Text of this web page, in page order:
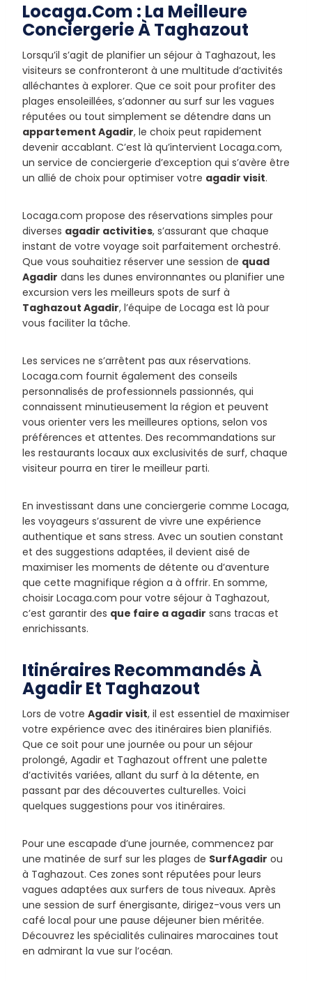
Locaga.com : La Meilleure
Conciergerie À Taghazout
Lorsqu’il s’agit de planifier un séjour à Taghazout, les
visiteurs se confronteront à une multitude d’activités
alléchantes à explorer. Que ce soit pour profiter des
plages ensoleillées, s’adonner au surf sur les vagues
réputées ou tout simplement se détendre dans un
appartement Agadir, le choix peut rapidement
devenir accablant. C’est là qu’intervient Locaga.com,
un service de conciergerie d’exception qui s’avère être
un allié de choix pour optimiser votre agadir visit.
Locaga.com propose des réservations simples pour
diverses agadir activities, s’assurant que chaque
instant de votre voyage soit parfaitement orchestré.
Que vous souhaitiez réserver une session de quad
Agadir dans les dunes environnantes ou planifier une
excursion vers les meilleurs spots de surf à
Taghazout Agadir, l’équipe de Locaga est là pour
vous faciliter la tâche.
Les services ne s’arrêtent pas aux réservations.
Locaga.com fournit également des conseils
personnalisés de professionnels passionnés, qui
connaissent minutieusement la région et peuvent
vous orienter vers les meilleures options, selon vos
préférences et attentes. Des recommandations sur
les restaurants locaux aux exclusivités de surf, chaque
visiteur pourra en tirer le meilleur parti.
En investissant dans une conciergerie comme Locaga,
les voyageurs s’assurent de vivre une expérience
authentique et sans stress. Avec un soutien constant
et des suggestions adaptées, il devient aisé de
maximiser les moments de détente ou d’aventure
que cette magnifique région a à offrir. En somme,
choisir Locaga.com pour votre séjour à Taghazout,
c’est garantir des que faire a agadir sans tracas et
enrichissants.
Itinéraires Recommandés À
Agadir Et Taghazout
Lors de votre Agadir visit, il est essentiel de maximiser
votre expérience avec des itinéraires bien planifiés.
Que ce soit pour une journée ou pour un séjour
prolongé, Agadir et Taghazout offrent une palette
d’activités variées, allant du surf à la détente, en
passant par des découvertes culturelles. Voici
quelques suggestions pour vos itinéraires.
Pour une escapade d’une journée, commencez par
une matinée de surf sur les plages de SurfAgadir ou
à Taghazout. Ces zones sont réputées pour leurs
vagues adaptées aux surfers de tous niveaux. Après
une session de surf énergisante, dirigez-vous vers un
café local pour une pause déjeuner bien méritée.
Découvrez les spécialités culinaires marocaines tout
en admirant la vue sur l’océan.